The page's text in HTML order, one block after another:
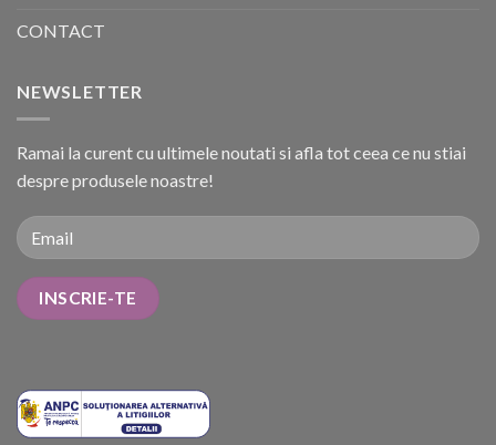
CONTACT
NEWSLETTER
Ramai la curent cu ultimele noutati si afla tot ceea ce nu stiai
despre produsele noastre!